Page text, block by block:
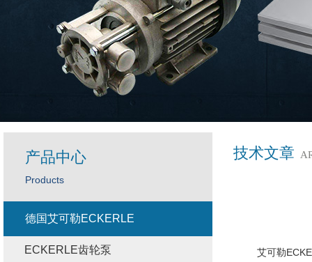
技术文章
艾可勒
产品中心
Products
德国艾可勒ECKERLE
ECKERLE齿轮泵